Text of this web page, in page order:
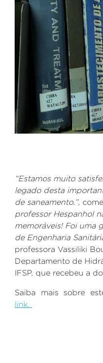
“Estamos muito
legado desta
de saneamento.”,
professor Hespanhol
memoráveis! Foi uma
de Engenharia
professora Vassiliki
Departamento de
IFSP, que recebeu a
Saiba mais sobre
link.